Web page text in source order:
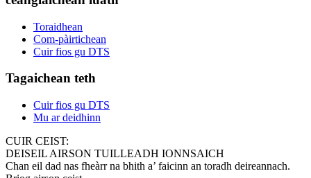
Toraidhean
Com-pàirtichean
Cuir fios gu DTS
Tagaichean teth
Cuir fios gu DTS
Mu ar deidhinn
CUIR CEIST:
DEISEIL AIRSON TUILLEADH IONNSAICH
Chan eil dad nas fheàrr na bhith a’ faicinn an toradh deireannach.